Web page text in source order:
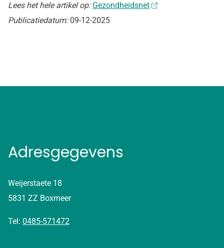
Lees het hele artikel op: Gezondheidsnet
Publicatiedatum: 09-12-2025
Adresgegevens
Weijerstaete 18
5831 ZZ Boxmeer
Tel: 0485-571472